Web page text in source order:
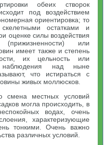
обеих створок
под воздействием
ориентировка; то
остатками и
оценке силы воздействия
или
имеет также и степень
их цельность или
наблюдения над ныне
что истираться с
живых моллюсков.
смена местных условий
могла происходить, в
водах, очень
характеризующие
тонкими. Очень важно
различных условий.